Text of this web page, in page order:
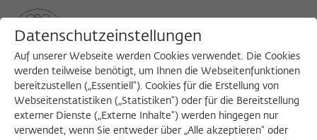
MENU
Search
Datenschutzeinstellungen
Auf unserer Webseite werden Cookies verwendet. Die Cookies
werden teilweise benötigt, um Ihnen die Webseitenfunktionen
bereitzustellen („Essentiell“). Cookies für die Erstellung von
Webseitenstatistiken („Statistiken“) oder für die Bereitstellung
externer Dienste („Externe Inhalte“) werden hingegen nur
verwendet, wenn Sie entweder über „Alle akzeptieren“ oder